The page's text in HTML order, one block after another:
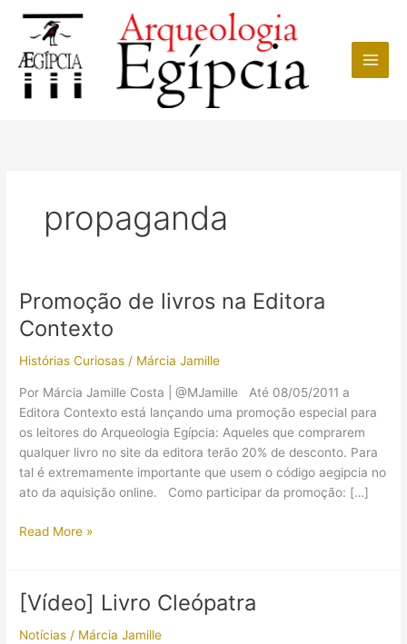
conteúdo
propaganda
Promoção de livros na Editora
Contexto
Histórias Curiosas / Márcia Jamille
Por Márcia Jamille Costa | @MJamille Até 08/05/2011 a
Editora Contexto está lançando uma promoção especial para
os leitores do Arqueologia Egípcia: Aqueles que comprarem
qualquer livro no site da editora terão 20% de desconto. Para
tal é extremamente importante que usem o código aegipcia no
ato da aquisição online. Como participar da promoção: […]
Promoção
na
Editora
Contexto
Read More »
[Vídeo] Livro Cleópatra
Notícias / Márcia Jamille